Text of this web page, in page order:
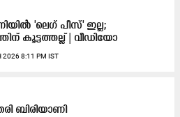
'ലെഗ് പീസ്' ഇല്ല;
കൂട്ടത്തല്ല് | വീഡിയോ
2026 8:11 PM IST
ബിരിയാണി